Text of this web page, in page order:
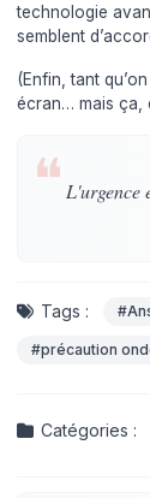
technologie
semblent
(Enfin, tant
écran… mais ça,
❝ L'urgence
Tags :
#précaution
Catégories :